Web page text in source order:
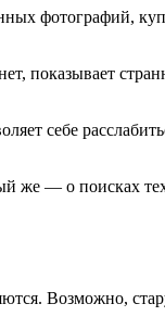
фотографий,
показывает
себе
же — о поисках
Возможно,